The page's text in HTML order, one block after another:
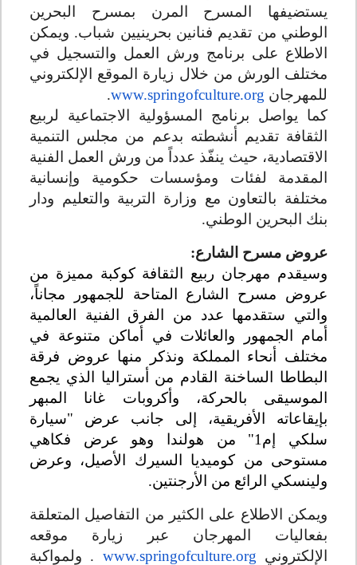
يستضيفها المسرح المرن بمسرح البحرين
الوطني من تقديم فنانين بحرينيين شباب. ويمكن
الاطلاع على برنامج ورش العمل والتسجيل في
مختلف الورش من خلال زيارة الموقع الإلكتروني
للمهرجان www.springofculture.org
.
كما يواصل برنامج المسؤولية الاجتماعية لربيع
الثقافة تقديم أنشطته بدعم من مجلس التنمية
الاقتصادية، حيث ينفّذ عدداً من ورش العمل الفنية
المقدمة لفئات ومؤسسات حكومية وإنسانية
مختلفة بالتعاون مع وزارة التربية والتعليم ودار
بنك البحرين الوطني.
عروض مسرح الشارع:
وسيقدم مهرجان ربيع الثقافة كوكبة مميزة من
عروض مسرح الشارع المتاحة للجمهور مجاناً،
والتي ستقدمها عدد من الفرق الفنية العالمية
أمام الجمهور والعائلات في أماكن متنوعة في
مختلف أنحاء المملكة ونذكر منها عروض فرقة
البطاطا الساخنة القادم من أستراليا الذي يجمع
الموسيقى بالحركة، وأكروبات غانا المبهر
بإيقاعاته الأفريقية، إلى جانب عرض "سيارة
سلكي إم1" من هولندا وهو عرض فكاهي
مستوحى من كوميديا السيرك الأصيل، وعرض
ولينسكي الرائع من الأرجنتين.
ويمكن الاطلاع على الكثير من التفاصيل المتعلقة
بفعاليات المهرجان عبر زيارة موقعه
الإلكتروني www.springofculture.org . ولمواكبة